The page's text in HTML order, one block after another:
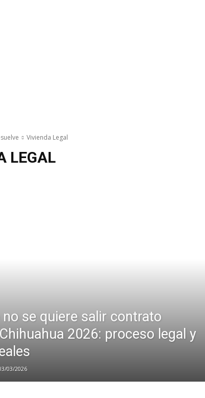
Vivienda Legal
LEGAL
no se quiere salir contrato
2026: proceso legal y
03/2026